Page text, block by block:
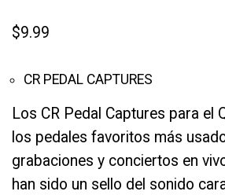
$9.99
CR PEDAL CAPTURES
Los CR Pedal Captures para el
los pedales favoritos más
grabaciones y conciertos en
han sido un sello del sonido